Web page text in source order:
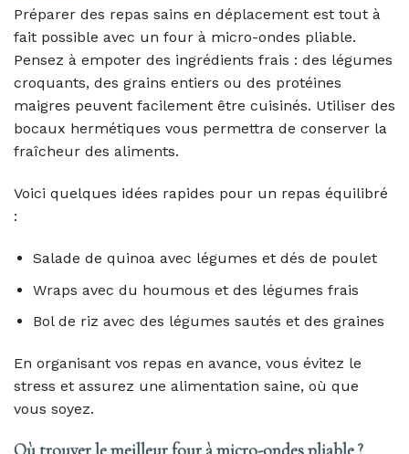
Préparer des repas sains en déplacement est tout à
fait possible avec un four à micro-ondes pliable.
Pensez à empoter des ingrédients frais : des légumes
croquants, des grains entiers ou des protéines
maigres peuvent facilement être cuisinés. Utiliser des
bocaux hermétiques vous permettra de conserver la
fraîcheur des aliments.
Voici quelques idées rapides pour un repas équilibré
:
Salade de quinoa avec légumes et dés de poulet
Wraps avec du houmous et des légumes frais
Bol de riz avec des légumes sautés et des graines
En organisant vos repas en avance, vous évitez le
stress et assurez une alimentation saine, où que
vous soyez.